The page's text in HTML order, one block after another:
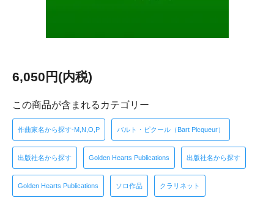
6,050円(内税)
この商品が含まれるカテゴリー
作曲家名から探す-M,N,O,P バルト・ピクール（Bart Picqueur）
出版社名から探す Golden Hearts Publications 出版社名から探す
Golden Hearts Publications ソロ作品 クラリネット